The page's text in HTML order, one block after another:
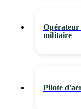
Opérateur
militaire
Pilote